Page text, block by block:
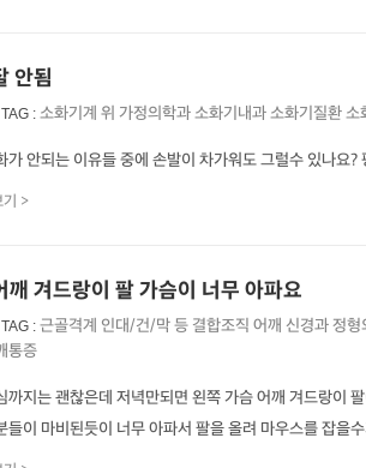
안됨
: 소화기계 위 가정의학과소화기내과소화기질환소
가 안되는 이유들 중에 손발이 차가워도 그럴수 있나요
기 >
깨 겨드랑이 팔 가슴이 너무 아파요
: 근골격계 인대/건/막 등 결합조직 어깨 신경과정형
통증
까지는 괜찮은데 저녁만되면 왼쪽 가슴 어깨 겨드랑이
들이 마비된듯이 너무 아파서 팔을 올려 마우스를 잡을